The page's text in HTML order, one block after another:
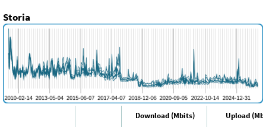
Storia
Download (Mbits) Upload